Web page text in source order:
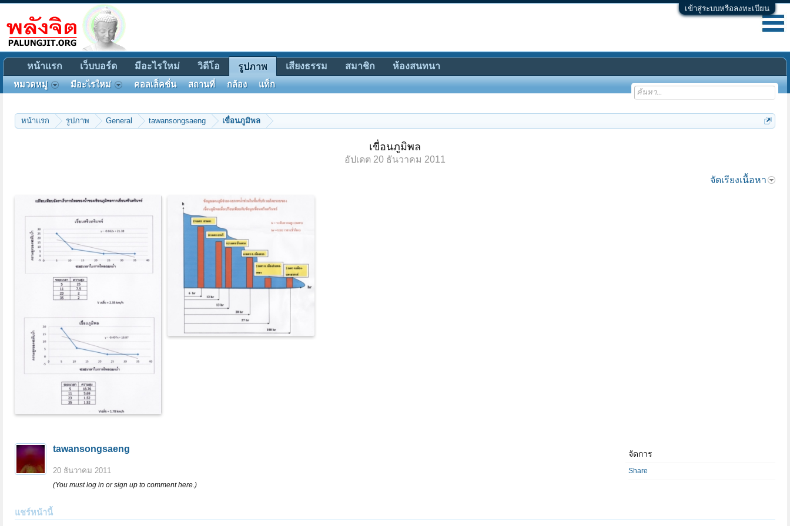
เข้าสู่ระบบหรือลงทะเบียน
หน้าแรก รูปภาพ General tawansongsaeng เขื่อนภูมิพล
เขื่อนภูมิพล
อัปเดต 20 ธันวาคม 2011
จัดเรียงเนื้อหา
tawansongsaeng
20 ธันวาคม 2011
(You must log in or sign up to comment here.)
จัดการ
Share
แชร์หน้านี้
หน้าแรก เว็บบอร์ด มีอะไรใหม่ วิดีโอ รูปภาพ
หมวดหมู่ มีอะไรใหม่ คอลเล็คชั่น สถานที่ กล้อง แท็ก
เสียงธรรม สมาชิก ห้องสนทนา